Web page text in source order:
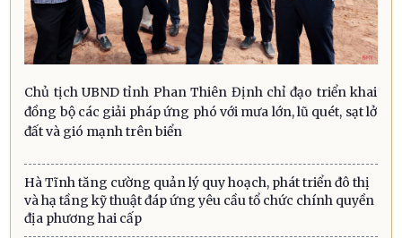
Chủ tịch UBND tỉnh Phan Thiên Định chỉ đạo triển khai
đồng bộ các giải pháp ứng phó với mưa lớn, lũ quét, sạt lở
đất và gió mạnh trên biển
Hà Tĩnh tăng cường quản lý quy hoạch, phát triển đô thị
và hạ tầng kỹ thuật đáp ứng yêu cầu tổ chức chính quyền
địa phương hai cấp